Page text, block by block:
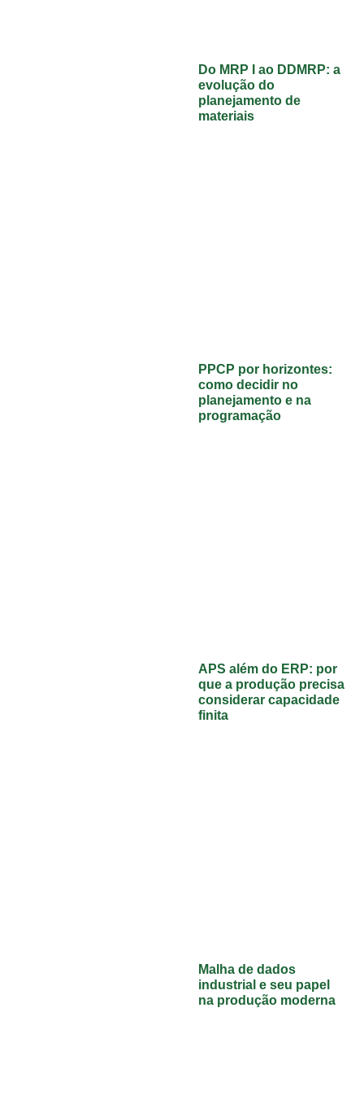
Do MRP I ao DDMRP: a
evolução do
planejamento de
materiais
PPCP por horizontes:
como decidir no
planejamento e na
programação
APS além do ERP: por
que a produção precisa
considerar capacidade
finita
Malha de dados
industrial e seu papel
na produção moderna